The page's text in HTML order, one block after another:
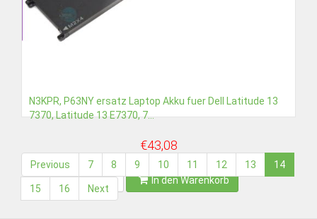
N3KPR, P63NY ersatz Laptop Akku fuer Dell Latitude 13
7370, Latitude 13 E7370, 7...
€43,08
Detail In den Warenkorb
Previous 7 8 9 10 11 12 13 14
15 16 Next